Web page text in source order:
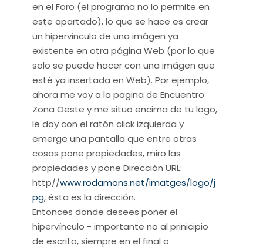
en el Foro (el programa no lo permite en
este apartado), lo que se hace es crear
un hipervinculo de una imágen ya
existente en otra página Web (por lo que
solo se puede hacer con una imágen que
esté ya insertada en Web). Por ejemplo,
ahora me voy a la pagina de Encuentro
Zona Oeste y me situo encima de tu logo,
le doy con el ratón click izquierda y
emerge una pantalla que entre otras
cosas pone propiedades, miro las
propiedades y pone Dirección URL:
http//www.rodamons.net/imatges/logo/j
pg, ésta es la dirección.
Entonces donde desees poner el
hipervínculo - importante no al prinicipio
de escrito, siempre en el final o